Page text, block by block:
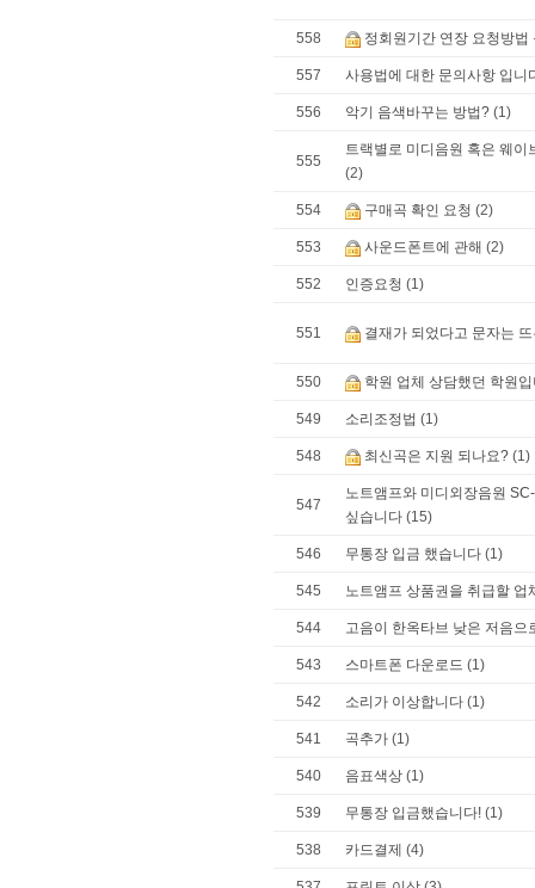
558 정회원기간 연장 요청방법
557 사용법에 대한 문의사항 입니
556 악기 음색바꾸는 방법? (1)
555
트랙별로 미디음원 혹은 웨
(2)
554 구매곡 확인 요청 (2)
553 사운드폰트에 관해 (2)
552 인증요청 (1)
551 결재가 되었다고 문자는
550 학원 업체 상담했던 학원
549 소리조정법 (1)
548 최신곡은 지원 되나요? (1)
547
노트앰프와 미디외장음원
싶습니다 (15)
546 무통장 입금 했습니다 (1)
545 노트앰프 상품권을 취급할
544 고음이 한옥타브 낮은 저음
543 스마트폰 다운로드 (1)
542 소리가 이상합니다 (1)
541 곡추가 (1)
540 음표색상 (1)
539 무통장 입금했습니다! (1)
538 카드결제 (4)